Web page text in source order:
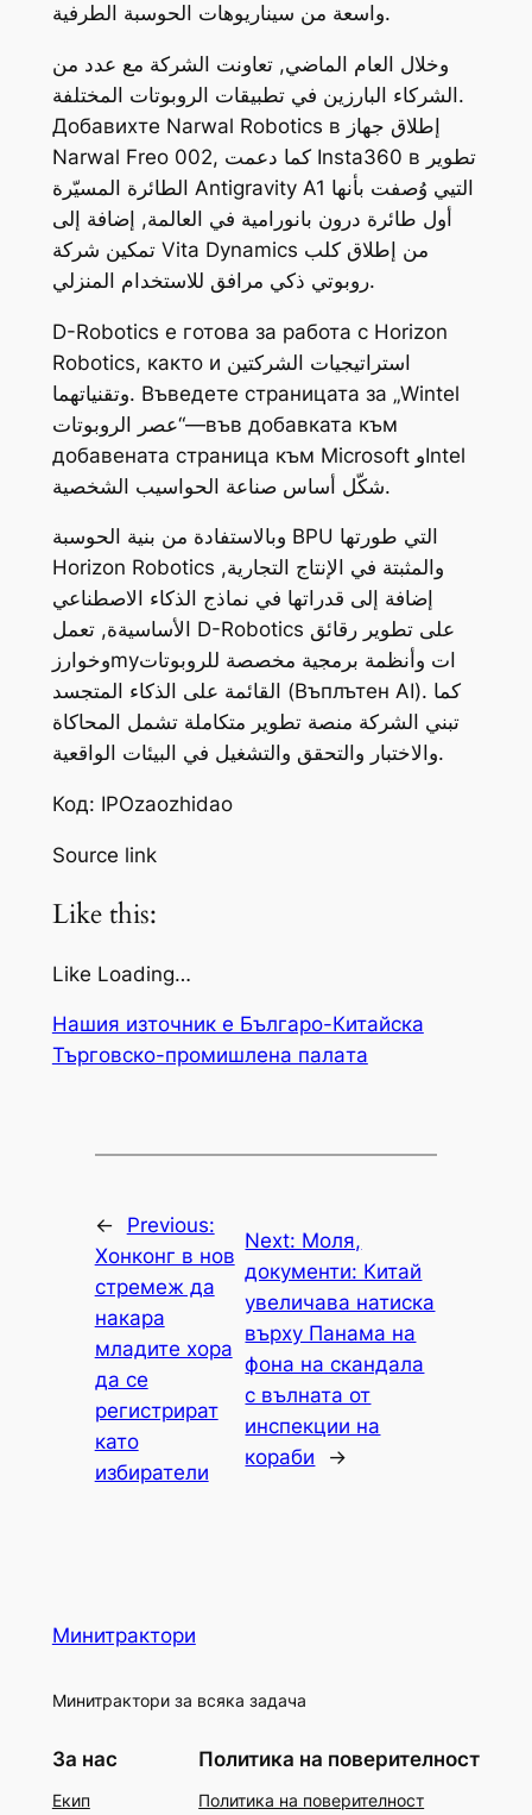
واسعة من سيناريوهات الحوسبة الطرفية.
وخلال العام الماضي, تعاونت الشركة مع عدد من
الشركاء البارزين في تطبيقات الروبوتات المختلفة.
Добавихте Narwal Robotics в إطلاق جهاز
Narwal Freo 002, كما دعمت Insta360 в تطوير
الطائرة المسيّرة Antigravity A1 التيي وُصفت بأنها
أول طائرة درون بانورامية في العالمة, إضافة إلى
تمكين شركة Vita Dynamics من إطلاق كلب
روبوتي ذكي مرافق للاستخدام المنزلي.
D-Robotics е готова за работа с Horizon
Robotics, както и استراتيجيات الشركتين
وتقنياتهما. Въведете страницата за „Wintel
عصر الروبوتات“—във добавката към
добавената страница към Microsoft وIntel
شكّل أساس صناعة الحواسيب الشخصية.
وبالاستفادة من بنية الحوسبة BPU التي طورتها
Horizon Robotics والمثبتة في الإنتاج التجارية,
إضافة إلى قدراتها في نماذج الذكاء الاصطناعي
الأساسيةة, تعمل D-Robotics على تطوير رقائق
وخوارزmyات وأنظمة برمجية مخصصة للروبوتات
القائمة على الذكاء المتجسد (Въплътен AI). كما
تبني الشركة منصة تطوير متكاملة تشمل المحاكاة
والاختبار والتحقق والتشغيل في البيئات الواقعية.
Код: IPOzaozhidao
Source link
Like this:
Like Loading…
Нашия източник е Българо-Китайска
Търговско-промишлена палaта
←
Previous:
Хонконг в нов
стремеж да
накара
младите хора
да се
регистрират
като
избиратели
Next: Моля,
документи: Китай
увеличава натиска
върху Панама на
фона на скандала
с вълната от
инспекции на
кораби
→
Минитрактори
Минитрактори за всяка задача
За нас
Екип
Политика на поверителност
Политика на поверителност